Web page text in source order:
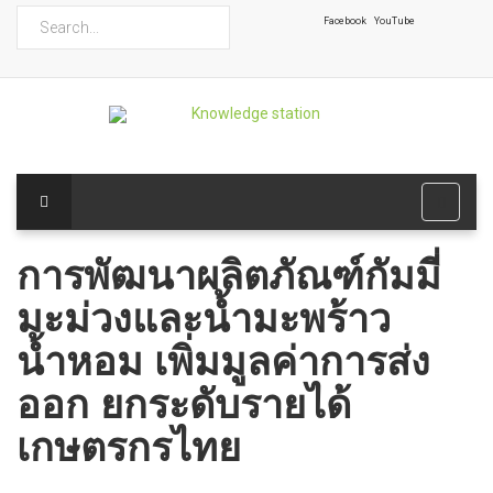
Facebook YouTube
การพัฒนาผลิตภัณฑ์กัมมี่
มะม่วงและน้ำมะพร้าว
น้ำหอม เพิ่มมูลค่าการส่ง
ออก ยกระดับรายได้
เกษตรกรไทย